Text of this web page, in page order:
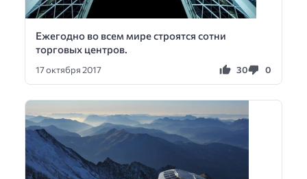
Ежегодно во всем мире строятся сотни
торговых центров.
17 октября 2017 30 0